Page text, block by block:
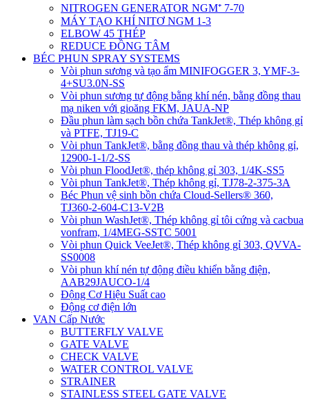
NITROGEN GENERATOR NGM⁺ 7-70
MÁY TẠO KHÍ NITƠ NGM 1-3
ELBOW 45 THÉP
REDUCE ĐỒNG TÂM
BÉC PHUN SPRAY SYSTEMS
Vòi phun sương và tạo ẩm MINIFOGGER 3, YMF-3-
4+SU3.0N-SS
Vòi phun sương tự động bằng khí nén, bằng đồng thau
mạ niken với gioăng FKM, JAUA-NP
Đầu phun làm sạch bồn chứa TankJet®, Thép không gỉ
và PTFE, TJ19-C
Vòi phun TankJet®, bằng đồng thau và thép không gỉ,
12900-1-1/2-SS
Vòi phun FloodJet®, thép không gỉ 303, 1/4K-SS5
Vòi phun TankJet®, Thép không gỉ, TJ78-2-375-3A
Béc Phun vệ sinh bồn chứa Cloud-Sellers® 360,
TJ360-2-604-C13-V2B
Vòi phun WashJet®, Thép không gỉ tôi cứng và cacbua
vonfram, 1/4MEG-SSTC 5001
Vòi phun Quick VeeJet®, Thép không gỉ 303, QVVA-
SS0008
Vòi phun khí nén tự động điều khiển bằng điện,
AAB29JAUCO-1/4
Động Cơ Hiệu Suất cao
Động cơ điện lớn
VAN Cấp Nước
BUTTERFLY VALVE
GATE VALVE
CHECK VALVE
WATER CONTROL VALVE
STRAINER
STAINLESS STEEL GATE VALVE